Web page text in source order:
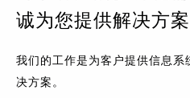
诚为您提供解决方案
我们的工作是为客户提供信息
决方案。